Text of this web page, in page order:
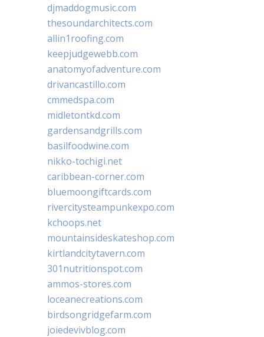
djmaddogmusic.com
thesoundarchitects.com
allin1roofing.com
keepjudgewebb.com
anatomyofadventure.com
drivancastillo.com
cmmedspa.com
midletontkd.com
gardensandgrills.com
basilfoodwine.com
nikko-tochigi.net
caribbean-corner.com
bluemoongiftcards.com
rivercitysteampunkexpo.com
kchoops.net
mountainsideskateshop.com
kirtlandcitytavern.com
301nutritionspot.com
ammos-stores.com
loceanecreations.com
birdsongridgefarm.com
joiedevivblog.com